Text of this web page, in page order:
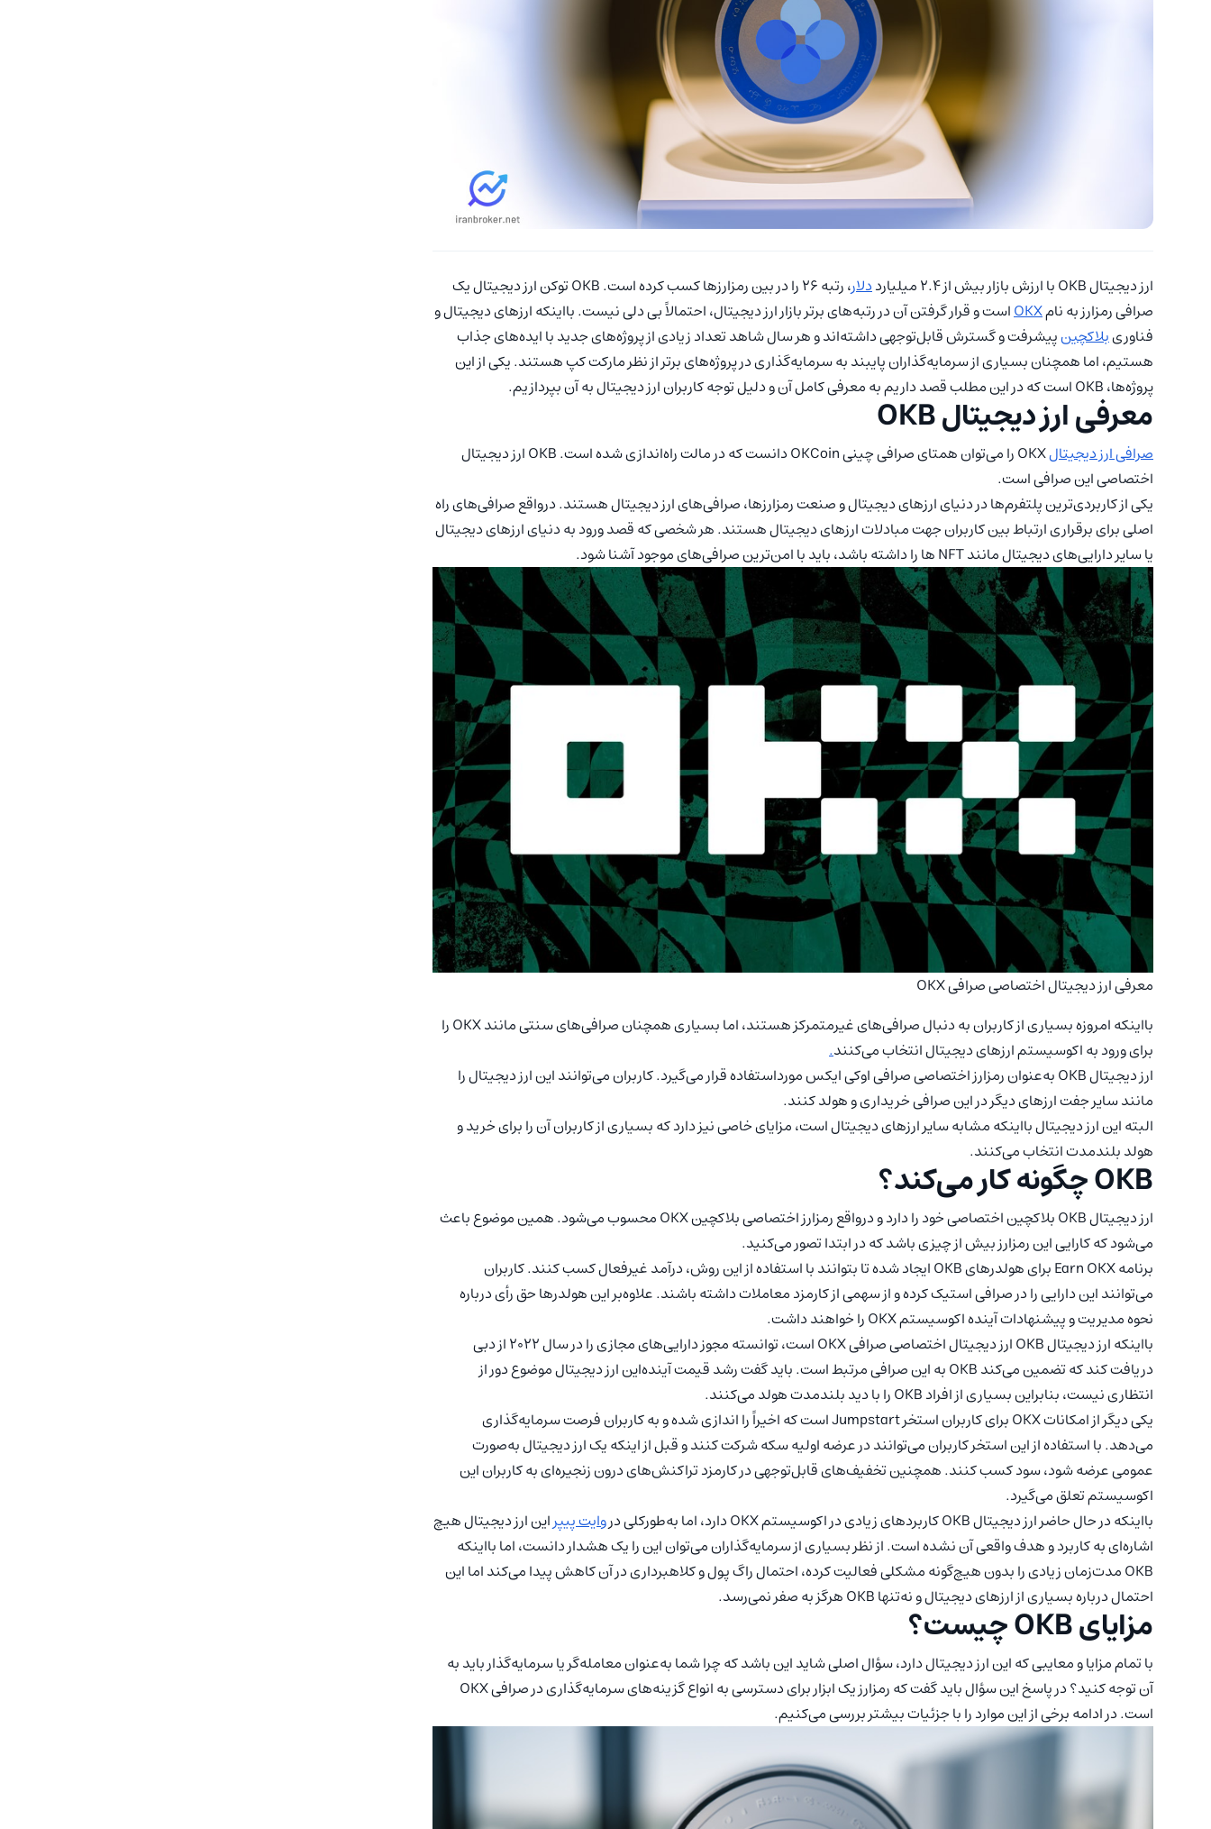
ارز دیجیتال OKB با ارزش بازار بیش از 2.4 میلیارد دلار
، رتبه 26 را در بین رمزارزها کسب کرده است. OKB توکن ارز دیجیتال یک
صرافی رمزارز به نامOKXاست و قرار گرفتن آن در رتبه‌های برتر بازار ارز دیجیتال، احتمالاً بی دلی نیست. بااینکه ارزهای دیجیتال و
فناوریبلاکچینپیشرفت و گسترش قابل‌توجهی داشته‌اند و هر سال شاهد تعداد زیادی از پروژه‌های جدید با ایده‌های جذاب
هستیم، اما همچنان بسیاری از سرمایه‌گذاران پایبند به سرمایه‌گذاری در پروژه‌های برتر از نظر مارکت کپ هستند. یکی از این
پروژه‌ها، OKB است که در این مطلب قصد داریم به معرفی کامل آن و دلیل توجه کاربران ارز دیجیتال به آن بپردازیم.
معرفی ارز دیجیتال OKB
صرافی ارز دیجیتال
OKX را می‌توان همتای صرافی چینی OKCoin دانست که در مالت راه‌اندازی شده است. OKB ارز دیجیتال
اختصاصی این صرافی است.
یکی از کاربردی‌ترین پلتفرم‌ها در دنیای ارزهای دیجیتال و صنعت رمزارزها، صرافی‌های ارز دیجیتال هستند. درواقع صرافی‌های راه
اصلی برای برقراری ارتباط بین کاربران جهت مبادلات ارزهای دیجیتال هستند. هر شخصی که قصد ورود به دنیای ارزهای دیجیتال
یا سایر دارایی‌های دیجیتال مانند NFT ها را داشته باشد، باید با امن‌ترین صرافی‌های موجود آشنا شود.
معرفی ارز دیجیتال اختصاصی صرافی OKX
بااینکه امروزه بسیاری از کاربران به دنبال صرافی‌های غیرمتمرکز هستند، اما بسیاری همچنان صرافی‌های سنتی مانند OKX را
برای ورود به اکوسیستم ارزهای دیجیتال انتخاب می‌کنند.
ارز دیجیتال OKB به‌عنوان رمزارز اختصاصی صرافی اوکی ایکس مورداستفاده قرار می‌گیرد. کاربران می‌توانند این ارز دیجیتال را
مانند سایر جفت ارزهای دیگر در این صرافی خریداری و هولد کنند.
البته این ارز دیجیتال بااینکه مشابه سایر ارزهای دیجیتال است، مزایای خاصی نیز دارد که بسیاری از کاربران آن را برای خرید و
هولد بلندمدت انتخاب می‌کنند.
OKB چگونه کار می‌کند؟
ارز دیجیتال OKB بلاکچین اختصاصی خود را دارد و درواقع رمزارز اختصاصی بلاکچین OKX محسوب می‌شود. همین موضوع باعث
می‌شود که کارایی این رمزارز بیش از چیزی باشد که در ابتدا تصور می‌کنید.
برنامه Earn OKX برای هولدرهای OKB ایجاد شده تا بتوانند با استفاده از این روش، درآمد غیرفعال کسب کنند. کاربران
می‌توانند این دارایی را در صرافی استیک کرده و از سهمی از کارمزد معاملات داشته باشند. علاوه‌بر این هولدرها حق رأی درباره
نحوه مدیریت و پیشنهادات آینده اکوسیستم OKX را خواهند داشت.
بااینکه ارز دیجیتال OKB ارز دیجیتال اختصاصی صرافی OKX است، توانسته مجوز دارایی‌های مجازی را در سال 2022 از دبی
دریافت کند که تضمین می‌کند OKB به این صرافی مرتبط است. باید گفت رشد قیمت آینده‌این ارز دیجیتال موضوع دور از
انتظاری نیست، بنابراین بسیاری از افراد OKB را با دید بلندمدت هولد می‌کنند.
یکی دیگر از امکانات OKX برای کاربران استخر Jumpstart است که اخیراً را اندازی شده و به کاربران فرصت سرمایه‌گذاری
می‌دهد. با استفاده از این استخر کاربران می‌توانند در عرضه اولیه سکه شرکت کنند و قبل از اینکه یک ارز دیجیتال به‌صورت
عمومی عرضه شود، سود کسب کنند. همچنین تخفیف‌های قابل‌توجهی در کارمزد تراکنش‌های درون زنجیره‌ای به کاربران این
اکوسیستم تعلق می‌گیرد.
بااینکه در حال حاضر ارز دیجیتال OKB کاربردهای زیادی در اکوسیستم OKX دارد، اما به‌طورکلی در
وایت پیپراین ارز دیجیتال هیچ
اشاره‌ای به کاربرد و هدف واقعی آن نشده است. از نظر بسیاری از سرمایه‌گذاران می‌توان این را یک هشدار دانست، اما بااینکه
OKB مدت‌زمان زیادی را بدون هیچ‌گونه مشکلی فعالیت کرده، احتمال راگ پول و کلاهبرداری در آن کاهش پیدا می‌کند اما این
احتمال درباره بسیاری از ارزهای دیجیتال و نه‌تنها OKB هرگز به صفر نمی‌رسد.
مزایای OKB چیست؟
با تمام مزایا و معایبی که این ارز دیجیتال دارد، سؤال اصلی شاید این باشد که چرا شما به‌عنوان معامله‌گر یا سرمایه‌گذار باید به
آن توجه کنید؟ در پاسخ این سؤال باید گفت که رمزارز یک ابزار برای دسترسی به انواع گزینه‌های سرمایه‌گذاری در صرافی OKX
است. در ادامه برخی از این موارد را با جزئیات بیشتر بررسی می‌کنیم.